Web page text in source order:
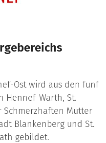
Ost wird aus den fünf
Hennef-Warth, St.
Schmerzhaften Mutter
Blankenberg und St.
gebildet.